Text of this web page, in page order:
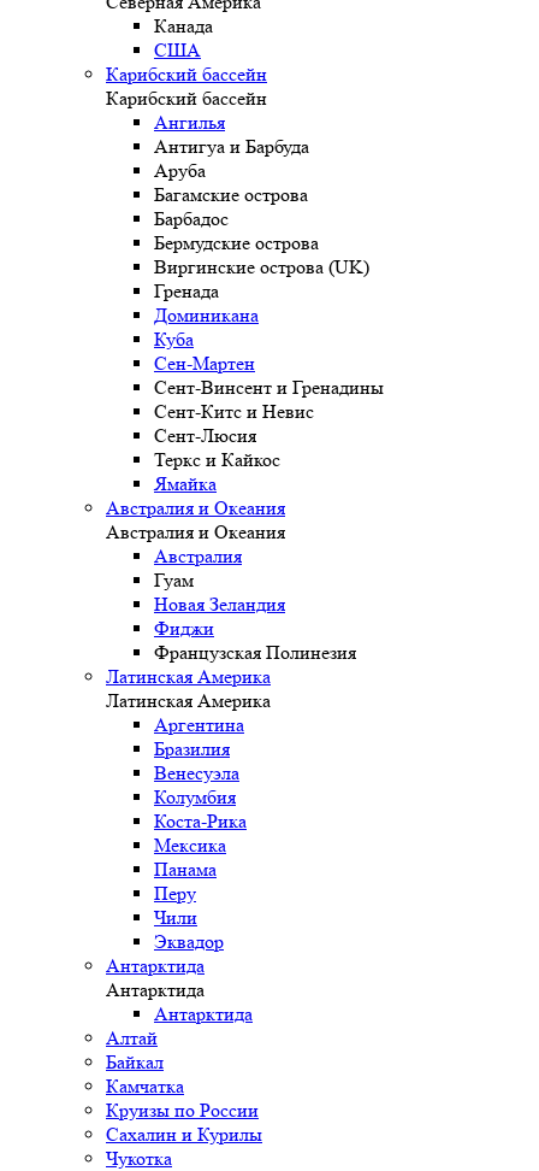
Канада
США
Карибский бассейн
Карибский бассейн
Ангилья
Антигуа и Барбуда
Аруба
Багамские острова
Барбадос
Бермудские острова
Виргинские острова (UK)
Гренада
Доминикана
Куба
Сен-Мартен
Сент-Винсент и Гренадины
Сент-Китс и Невис
Сент-Люсия
Теркс и Кайкос
Ямайка
Австралия и Океания
Австралия и Океания
Австралия
Гуам
Новая Зеландия
Фиджи
Французская Полинезия
Латинская Америка
Латинская Америка
Аргентина
Бразилия
Венесуэла
Колумбия
Коста-Рика
Мексика
Панама
Перу
Чили
Эквадор
Антарктида
Антарктида
Антарктида
Алтай
Байкал
Камчатка
Круизы по России
Сахалин и Курилы
Чукотка